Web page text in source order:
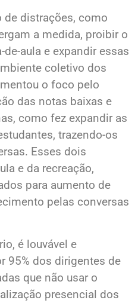
distrações, como
a medida, proibir o
aula e expandir essas
coletivo dos
o foco pelo
das notas baixas e
como fez expandir as
trazendo-os
Esses dois
e da recreação,
para aumento de
pelas conversas
é louvável e
95% dos dirigentes de
que não usar o
presencial dos